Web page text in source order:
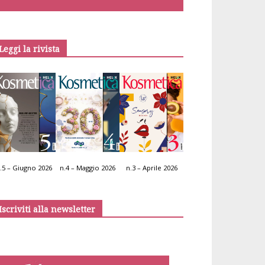
la rivista
– Giugno 2026 n.4 – Maggio 2026 n.3 – Aprile 2026
alla newsletter